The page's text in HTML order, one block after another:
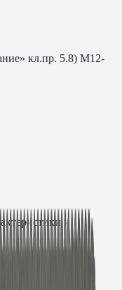
кл.пр. 5.8) M12-
и